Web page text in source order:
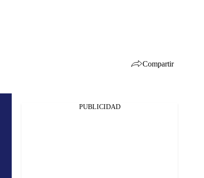
Compartir
PUBLICIDAD